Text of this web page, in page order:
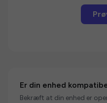
Er din enhed
Bekræft at din enhed er